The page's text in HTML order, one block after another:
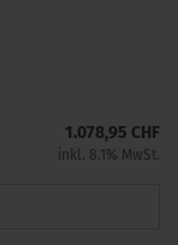
1.078,95 CHF
inkl. 8.1% MwSt.